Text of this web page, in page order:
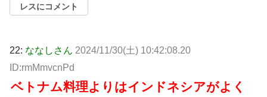
レスにコメント
22: ななしさん 2024/11/30(土) 10:42:08.20
ID:rmMmvcnPd
ベトナム料理よりはインドネシアがよく